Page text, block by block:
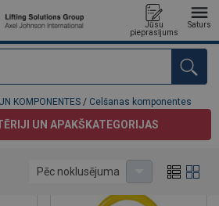
Jūsu
pieprasījums
Saturs
KOMPONENTES / Celšanas komponentes
UN APAKŠKATEGORIJAS
Pēc noklusējuma